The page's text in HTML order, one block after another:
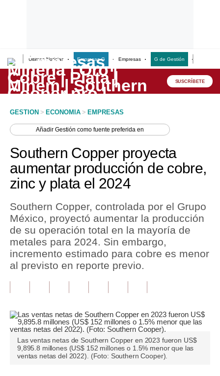
Últimas Noticias Empresas G Empresas G de Gestión
Lo último
Peru Quiosco
Economía
Mercados
Política
Tu Dinero
Finanzas Personales
Opinión
Pregunta de hoy
SUSCRÍBETE
GESTION > ECONOMIA > EMPRESAS
AñadirGestión como fuente preferida en
Southern Copper proyecta
aumentar producción de cobre,
zinc y plata el 2024
Southern Copper, controlada por el Grupo
México, proyectó aumentar la producción
de su operación total en la mayoría de
metales para 2024. Sin embargo,
incremento estimado para cobre es menor
al previsto en reporte previo.
Las ventas netas de Southern Copper en 2023 fueron US$
9,895.8 millones (US$ 152 millones o 1.5% menor que las
ventas netas del 2022). (Foto: Southern Cooper).